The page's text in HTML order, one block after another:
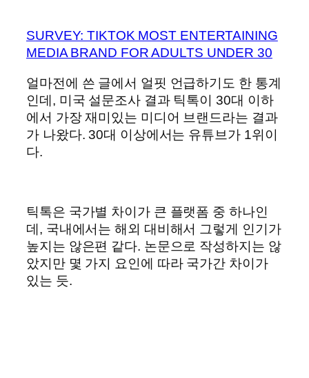
SURVEY: TIKTOK MOST ENTERTAINING
MEDIA BRAND FOR ADULTS UNDER 30
얼마전에 쓴 글에서 얼핏 언급하기도 한 통계
인데, 미국 설문조사 결과 틱톡이 30대 이하
에서 가장 재미있는 미디어 브랜드라는 결과
가 나왔다. 30대 이상에서는 유튜브가 1위이
다.
틱톡은 국가별 차이가 큰 플랫폼 중 하나인
데, 국내에서는 해외 대비해서 그렇게 인기가
높지는 않은편 같다. 논문으로 작성하지는 않
았지만 몇 가지 요인에 따라 국가간 차이가
있는 듯.